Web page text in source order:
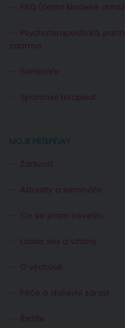
FAQ (často kladené
Psychoterapeutická,
zdarma
Semináře
Sportovní terapeut
MOJE PŘÍSPĚVKY
Žárlivost
Aktuality a semináře
Co se jinam nevešlo
Láska, sex a vztahy
O výchově
Péče o duševní zdraví
Řešíte